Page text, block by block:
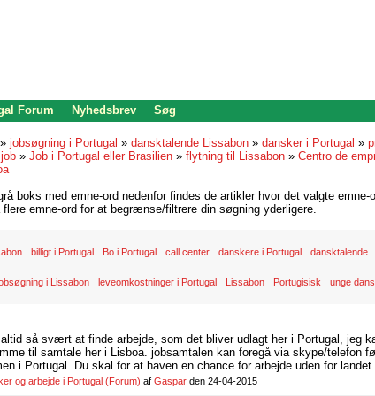
Forum Nyhedsbrev Søg
» jobsøgning i Portugal » dansktalende Lissabon » dansker i Portugal »
job » Job i Portugal eller Brasilien » flytning til Lissabon » Centro de
boks med emne-ord nedenfor findes de artikler hvor det valgte emne-
flere emne-ord for at begrænse/filtrere din søgning yderligere.
billigt i Portugal Bo i Portugal call center danskere i Portugal dansktalende
i Lissabon leveomkostninger i Portugal Lissabon Portugisisk unge
altid så svært at finde arbejde, som det bliver udlagt her i Portugal, jeg
til samtale her i Lisboa. jobsamtalen kan foregå via skype/telefon
i Portugal. Du skal for at haven en chance for arbejde uden for
og arbejde i Portugal (Forum) af Gaspar den 24-04-2015